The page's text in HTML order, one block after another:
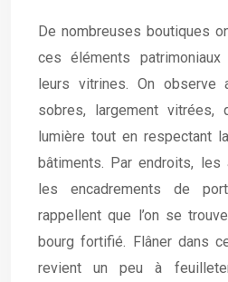
De nombreuses boutiques
ces éléments
leurs vitrines. On observe
sobres, largement vitrées,
lumière tout en respectant
bâtiments. Par endroits, les
les encadrements de
rappellent que l’on se
bourg fortifié. Flâner dans
revient un peu à